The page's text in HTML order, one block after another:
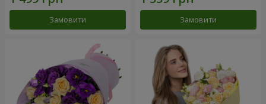
Замовити Замовити